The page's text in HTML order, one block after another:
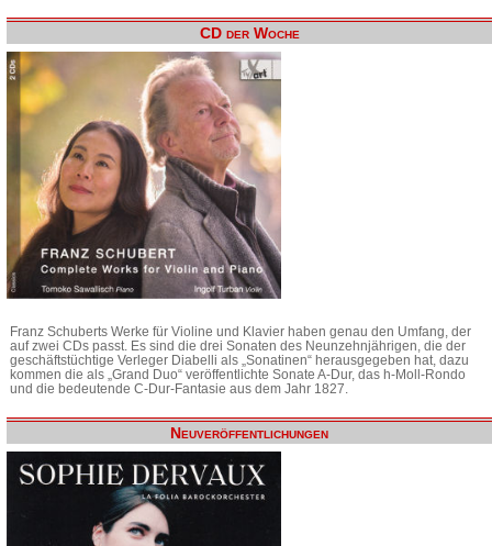
CD der Woche
Franz Schuberts Werke für Violine und Klavier haben genau den Umfang, der
auf zwei CDs passt. Es sind die drei Sonaten des Neunzehnjährigen, die der
geschäftstüchtige Verleger Diabelli als „Sonatinen“ herausgegeben hat, dazu
kommen die als „Grand Duo“ veröffentlichte Sonate A-Dur, das h-Moll-Rondo
und die bedeutende C-Dur-Fantasie aus dem Jahr 1827.
Neuveröffentlichungen